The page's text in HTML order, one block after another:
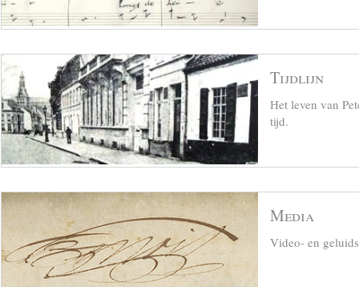
Tijdlijn
Het leven van
tijd.
Media
Video- en